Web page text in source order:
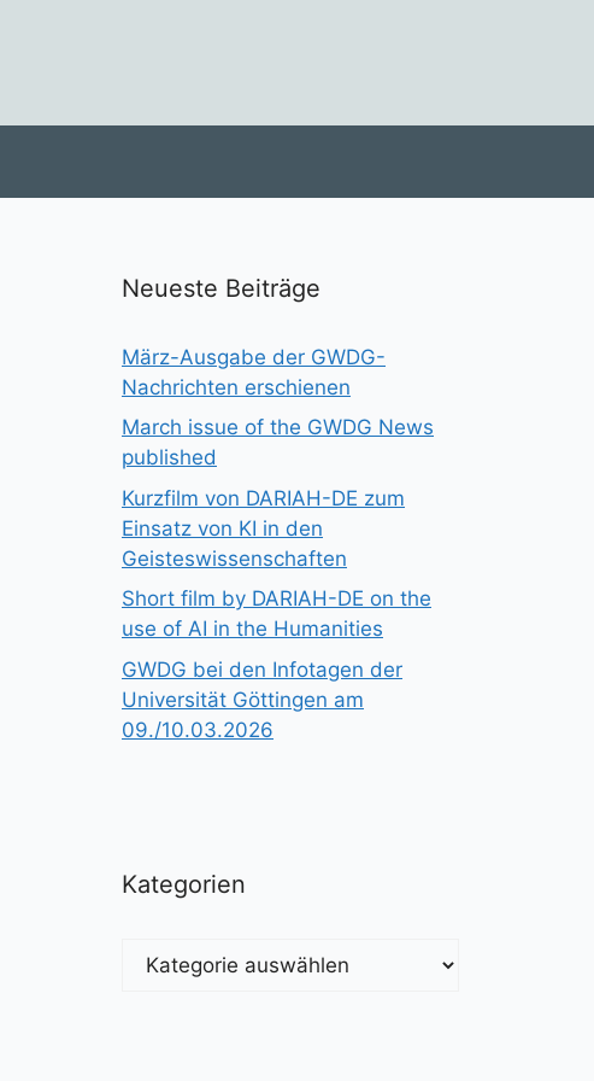
Neueste Beiträge
März-Ausgabe der GWDG-
Nachrichten erschienen
March issue of the GWDG News
published
Kurzfilm von DARIAH-DE zum
Einsatz von KI in den
Geisteswissenschaften
Short film by DARIAH-DE on the
use of AI in the Humanities
GWDG bei den Infotagen der
Universität Göttingen am
09./10.03.2026
Kategorien
Kategorien